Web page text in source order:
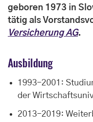
geboren 1973 in
tätig als
Versicherung AG.
Ausbildung
1993–2001:
der
2013–2019: